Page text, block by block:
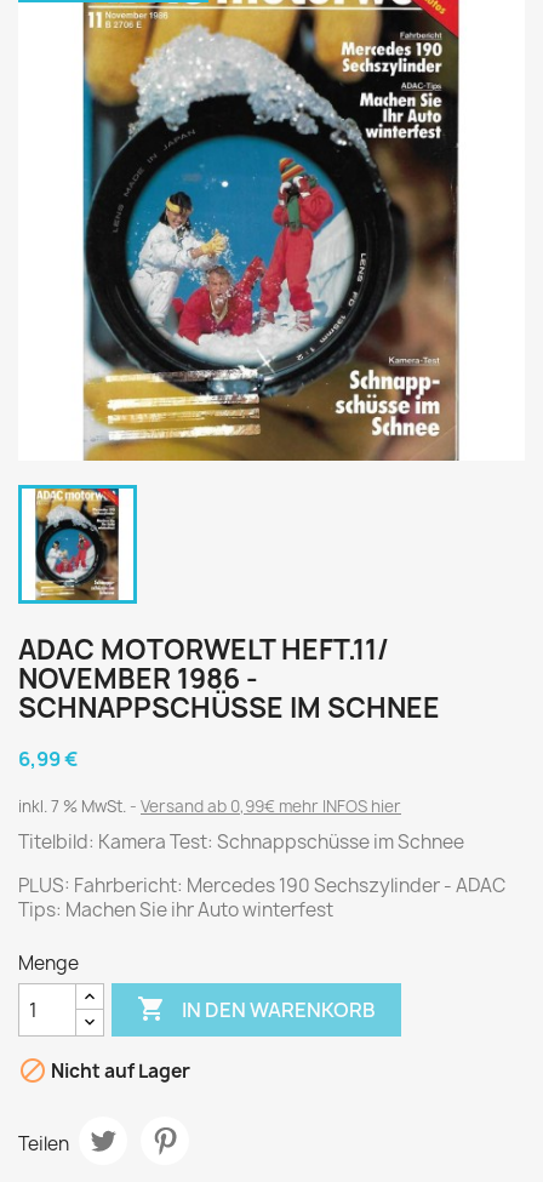
ADAC MOTORWELT HEFT.11/
NOVEMBER 1986 -
SCHNAPPSCHÜSSE IM SCHNEE
6,99 €
inkl. 7 % MwSt. Versand ab 0,99€ mehr INFOS hier
Titelbild: Kamera Test: Schnappschüsse im Schnee
PLUS: Fahrbericht: Mercedes 190 Sechszylinder - ADAC
Tips: Machen Sie ihr Auto winterfest
Menge
 IN DEN WARENKORB
 Nicht auf Lager
Teilen